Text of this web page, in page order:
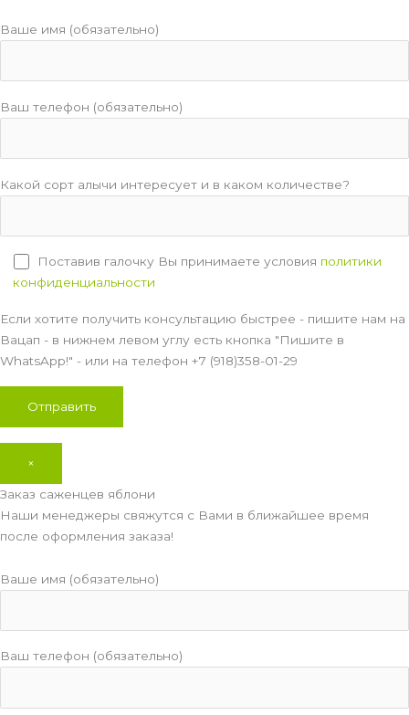
Ваше имя (обязательно)
Ваш телефон (обязательно)
Какой сорт алычи интересует и в каком количестве?
Поставив галочку Вы принимаете условия политики
конфиденциальности
Если хотите получить консультацию быстрее - пишите нам на
Вацап - в нижнем левом углу есть кнопка "Пишите в
WhatsApp!" - или на телефон +7 (918)358-01-29
×
Заказ саженцев яблони
Наши менеджеры свяжутся с Вами в ближайшее время
после оформления заказа!
Ваше имя (обязательно)
Ваш телефон (обязательно)